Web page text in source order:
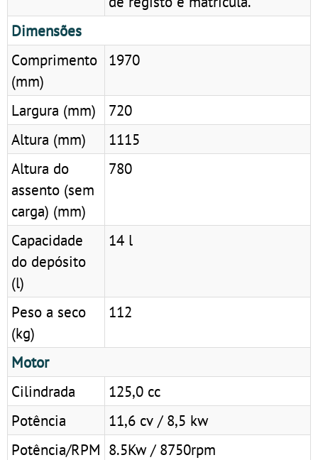
Dimensões
Comprimento
(mm)
1970
Largura (mm)
720
Altura (mm)
1115
Altura do
assento (sem
carga) (mm)
780
Capacidade
do depósito
(l)
14 l
Peso a seco
(kg)
112
Motor
Cilindrada
125,0 cc
Potência
11,6 cv / 8,5 kw
Potência/RPM 8.5Kw / 8750rpm